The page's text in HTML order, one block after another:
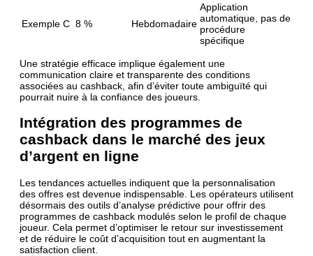
Exemple C 8 % Hebdomadaire
Application
automatique, pas de
procédure
spécifique
Une stratégie efficace implique également une
communication claire et transparente des conditions
associées au cashback, afin d’éviter toute ambiguïté qui
pourrait nuire à la confiance des joueurs.
Intégration des programmes de
cashback dans le marché des jeux
d’argent en ligne
Les tendances actuelles indiquent que la personnalisation
des offres est devenue indispensable. Les opérateurs utilisent
désormais des outils d’analyse prédictive pour offrir des
programmes de cashback modulés selon le profil de chaque
joueur. Cela permet d’optimiser le retour sur investissement
et de réduire le coût d’acquisition tout en augmentant la
satisfaction client.